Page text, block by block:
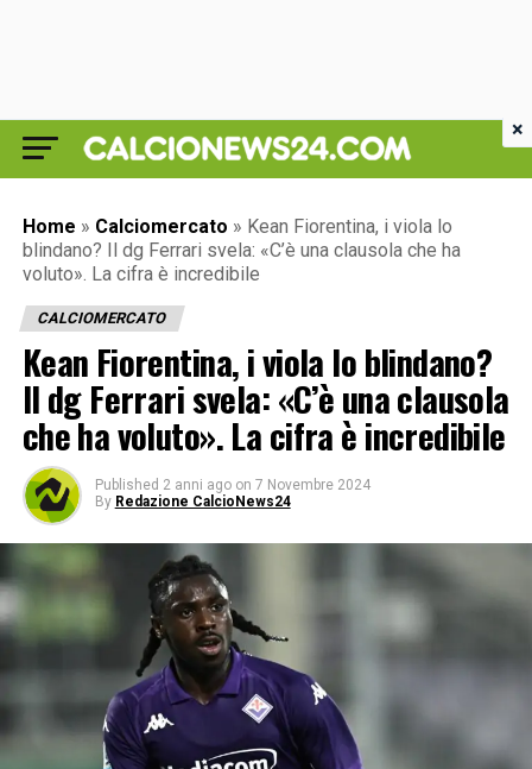
Home » Calciomercato » Kean Fiorentina, i viola lo
blindano? Il dg Ferrari svela: «C’è una clausola che ha
voluto». La cifra è incredibile
CALCIOMERCATO
Kean Fiorentina, i viola lo blindano?
Il dg Ferrari svela: «C’è una clausola
che ha voluto». La cifra è incredibile
Published 2 anni ago on 7 Novembre 2024
By Redazione CalcioNews24
×